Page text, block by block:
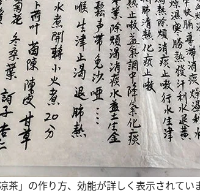
茶」の作り方、効能が詳しく表示されていま